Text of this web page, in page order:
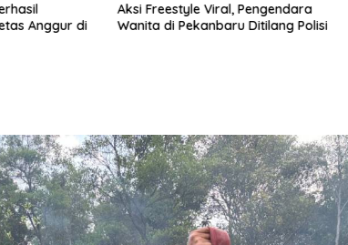
Aksi Freestyle Viral, Pengendara
Wanita di Pekanbaru Ditilang Polisi
Usai
Masuk